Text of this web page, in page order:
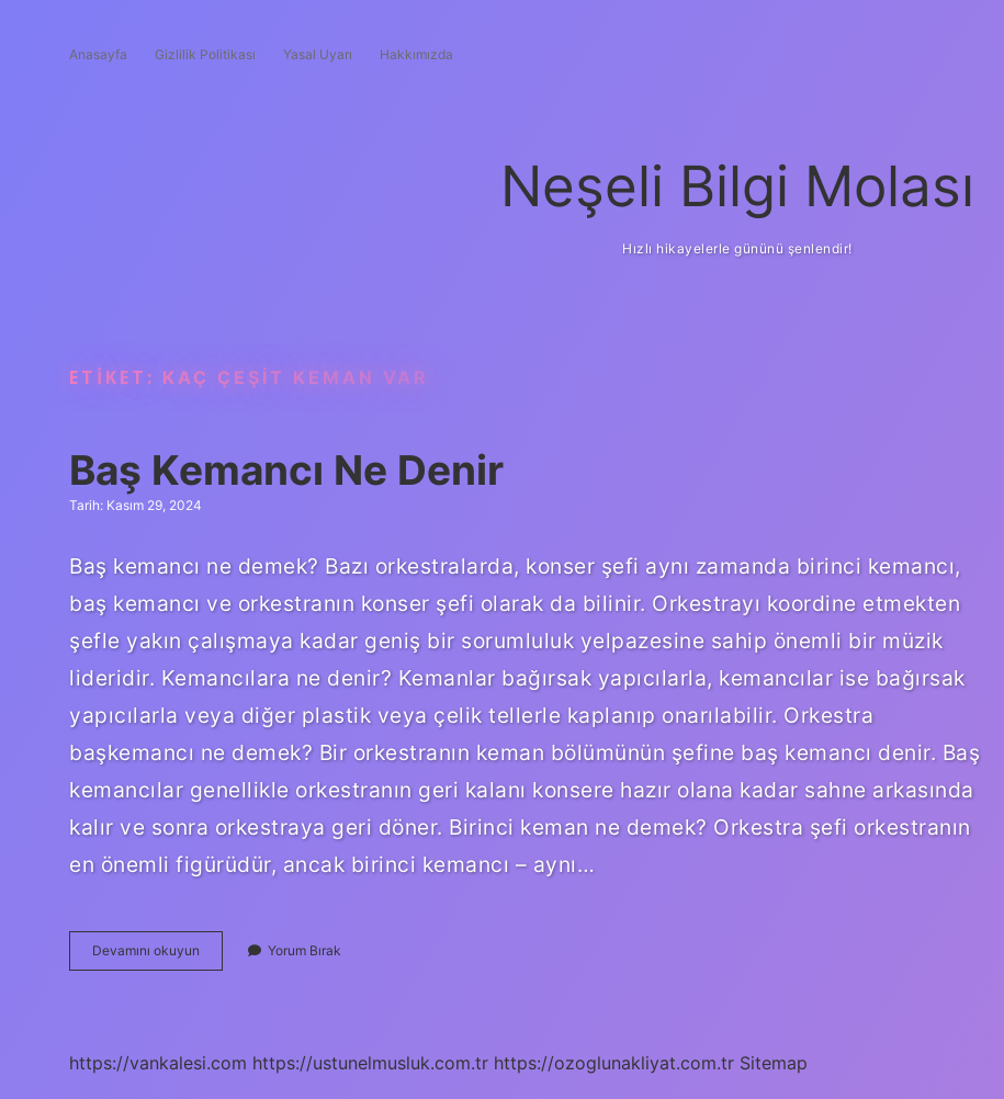
Anasayfa Gizlilik Politikası Yasal Uyarı Hakkımızda
Neşeli Bilgi Molası
Hızlı hikayelerle gününü şenlendir!
ETIKET: KAÇ ÇEŞIT KEMAN VAR
Baş Kemancı Ne Denir
Tarih: Kasım 29, 2024
Baş kemancı ne demek? Bazı orkestralarda, konser şefi aynı zamanda birinci kemancı,
baş kemancı ve orkestranın konser şefi olarak da bilinir. Orkestrayı koordine etmekten
şefle yakın çalışmaya kadar geniş bir sorumluluk yelpazesine sahip önemli bir müzik
lideridir. Kemancılara ne denir? Kemanlar bağırsak yapıcılarla, kemancılar ise bağırsak
yapıcılarla veya diğer plastik veya çelik tellerle kaplanıp onarılabilir. Orkestra
başkemancı ne demek? Bir orkestranın keman bölümünün şefine baş kemancı denir. Baş
kemancılar genellikle orkestranın geri kalanı konsere hazır olana kadar sahne arkasında
kalır ve sonra orkestraya geri döner. Birinci keman ne demek? Orkestra şefi orkestranın
en önemli figürüdür, ancak birinci kemancı – aynı…
Devamını okuyun
Kemancı
Yorum Bırak
https://vankalesi.com https://ustunelmusluk.com.tr https://ozoglunakliyat.com.tr Sitemap